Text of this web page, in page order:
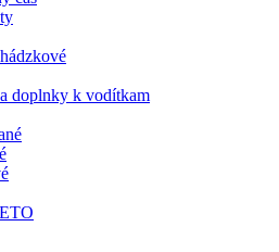
doplnky k vodítkam